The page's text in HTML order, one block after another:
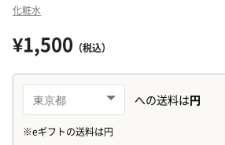
化粧水
¥1,500 （税込）